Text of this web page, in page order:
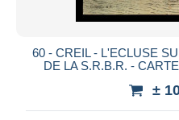
60 - CREIL - L'ECLUSE
DE LA S.R.B.R. -
±